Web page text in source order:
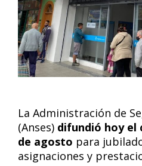
La Administración de
(Anses) difundió hoy el
de agosto para
asignaciones y